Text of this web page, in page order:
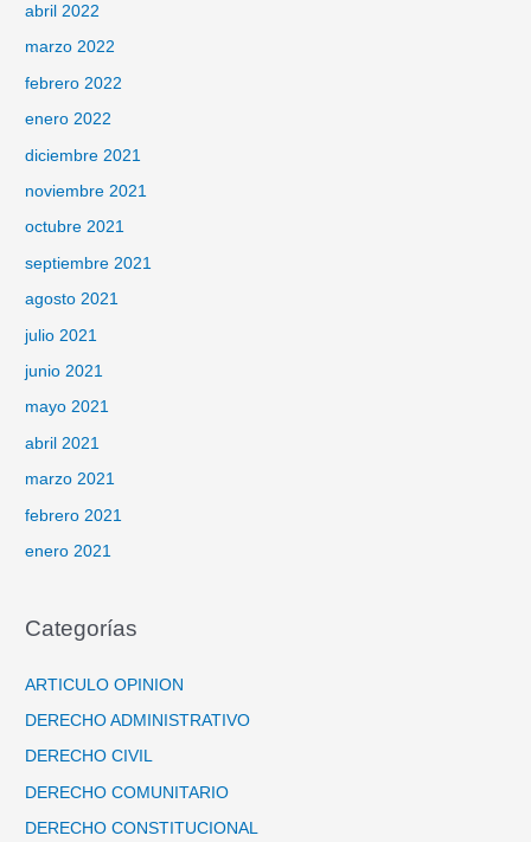
abril 2022
marzo 2022
febrero 2022
enero 2022
diciembre 2021
noviembre 2021
octubre 2021
septiembre 2021
agosto 2021
julio 2021
junio 2021
mayo 2021
abril 2021
marzo 2021
febrero 2021
enero 2021
Categorías
ARTICULO OPINION
DERECHO ADMINISTRATIVO
DERECHO CIVIL
DERECHO COMUNITARIO
DERECHO CONSTITUCIONAL